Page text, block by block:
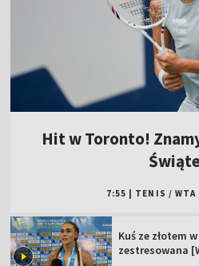
Hit w Toronto!
7:55 TENIS / WTA
Kuś ze złotem
zestresowana